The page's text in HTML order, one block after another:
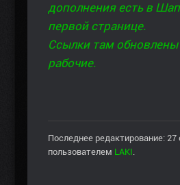
дополнения есть в
первой странице.
Ссылки там
рабочие.
Последнее редактирование: 27
пользователем LAKI.